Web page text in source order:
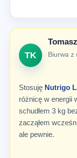
TK Biurwa z
Stosuję Nutrigo
różnicę w energii
schudłem 3 kg
zacząłem
ale pewnie.